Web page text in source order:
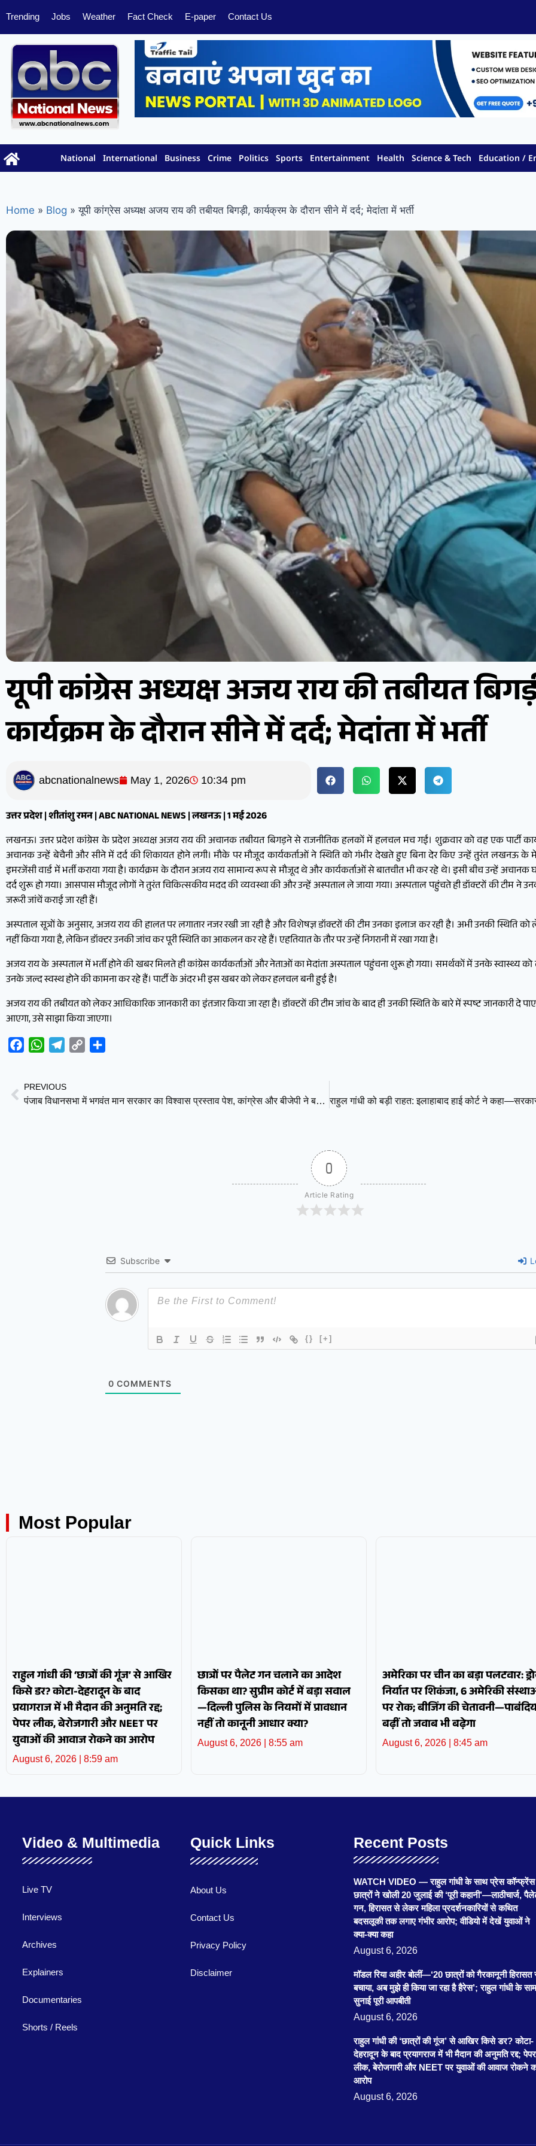
Trending Jobs Weather Fact Check E-paper Contact Us
National International Business Crime Politics Sports Entertainment Health Science & Tech Education /
Home » Blog » यूपी कांग्रेस अध्यक्ष अजय राय की तबीयत बिगड़ी, कार्यक्रम के दौरान सीने में दर्द; मेदांता में भर्ती
यूपी कांग्रेस अध्यक्ष अजय राय की तबीयत
कार्यक्रम के दौरान सीने में दर्द; मेदांता में भर्ती
abcnationalnews May 1, 2026 10:34 pm
उत्तर प्रदेश | शीतांशु रमन | ABC NATIONAL NEWS | लखनऊ | 1 मई 2026
लखनऊ। उत्तर प्रदेश कांग्रेस के प्रदेश अध्यक्ष अजय राय की अचानक तबीयत बिगड़ने से राजनीतिक हलकों में हलचल मच गई। शुक्रवार को वह एक पार्टी
अचानक उन्हें बेचैनी और सीने में दर्द की शिकायत होने लगी। मौके पर मौजूद कार्यकर्ताओं ने स्थिति को गंभीर देखते हुए बिना देर किए उन्हें तुरंत लखनऊ के
इमरजेंसी वार्ड में भर्ती कराया गया है। कार्यक्रम के दौरान अजय राय सामान्य रूप से मौजूद थे और कार्यकर्ताओं से बातचीत भी कर रहे थे। इसी बीच उन्हें
दर्द शुरू हो गया। आसपास मौजूद लोगों ने तुरंत चिकित्सकीय मदद की व्यवस्था की और उन्हें अस्पताल ले जाया गया। अस्पताल पहुंचते ही डॉक्टरों की टीम ने
जरूरी जांचें कराई जा रही हैं।
अस्पताल सूत्रों के अनुसार, अजय राय की हालत पर लगातार नजर रखी जा रही है और विशेषज्ञ डॉक्टरों की टीम उनका इलाज कर रही है। अभी उनकी स्थिति
नहीं किया गया है, लेकिन डॉक्टर उनकी जांच कर पूरी स्थिति का आकलन कर रहे हैं। एहतियात के तौर पर उन्हें निगरानी में रखा गया है।
अजय राय के अस्पताल में भर्ती होने की खबर मिलते ही कांग्रेस कार्यकर्ताओं और नेताओं का मेदांता अस्पताल पहुंचना शुरू हो गया। समर्थकों में उनके स्वास्थ्य
उनके जल्द स्वस्थ होने की कामना कर रहे हैं। पार्टी के अंदर भी इस खबर को लेकर हलचल बनी हुई है।
अजय राय की तबीयत को लेकर आधिकारिक जानकारी का इंतजार किया जा रहा है। डॉक्टरों की टीम जांच के बाद ही उनकी स्थिति के बारे में स्पष्ट जानकारी दे
आएगा, उसे साझा किया जाएगा।
FacebookWhatsAppTelegram
Copy
PREVIOUS
पंजाब विधानसभा में भगवंत मान सरकार का विश्वास प्रस्ताव पेश, कांग्रेस और बीजेपी ने बनाई दूरी
0
Article Rating
Subscribe
{} [+]
0 COMMENTS
Most Popular
राहुल गांधी की ‘छात्रों की गूंज’ से आखिर
किसे डर? कोटा-देहरादून के बाद
प्रयागराज में भी मैदान की अनुमति रद्द;
पेपर लीक, बेरोजगारी और NEET पर
युवाओं की आवाज रोकने का आरोप
August 6, 2026 8:59 am
छात्रों पर पैलेट गन चलाने का आदेश
किसका था? सुप्रीम कोर्ट में बड़ा सवाल
—दिल्ली पुलिस के नियमों में प्रावधान
नहीं तो कानूनी आधार क्या?
August 6, 2026 8:55 am
अमेरिका पर चीन का बड़ा पलटवार:
निर्यात पर शिकंजा, 6 अमेरिकी
पर रोक; बीजिंग की
बढ़ीं तो जवाब भी बढ़ेगा
August 6, 2026 8:45 am
Video & Multimedia
Live TV
Interviews
Archives
Explainers
Documentaries
Shorts / Reels
Quick Links
About Us
Contact Us
Privacy Policy
Disclaimer
Recent Posts
WATCH VIDEO — राहुल गांधी के साथ प्रेस
छात्रों ने खोली 20 जुलाई की ‘पूरी कहानी’—लाठीचार्ज,
गन, हिरासत से लेकर महिला प्रदर्शनकारियों से कथित
बदसलूकी तक लगाए गंभीर आरोप; वीडियो में देखें युवाओं ने
क्या-क्या कहा
August 6, 2026
मॉडल रिया अहीर बोलीं—‘20 छात्रों को गैरकानूनी हिरासत
बचाया, अब मुझे ही किया जा रहा है हैरेस’; राहुल गांधी के
सुनाई पूरी आपबीती
August 6, 2026
राहुल गांधी की ‘छात्रों की गूंज’ से आखिर किसे डर? कोटा-
देहरादून के बाद प्रयागराज में भी मैदान की अनुमति रद्द; पेपर
लीक, बेरोजगारी और NEET पर युवाओं की आवाज रोकने
आरोप
August 6, 2026